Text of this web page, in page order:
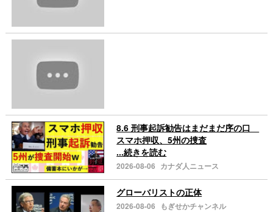
8.6 刑事起訴勧告はまだまだ序の口
スマホ押収、5州の捜査
...続きを読む
2026-08-06 カナダ人ニュース
グローバリストの正体
2026-08-06 もぎせかチャンネル